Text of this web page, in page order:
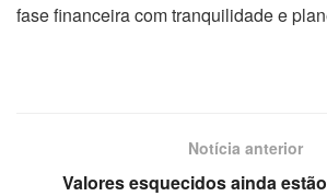
fase financeira com tranquilidade e
Notícia anterior
Valores esquecidos ainda